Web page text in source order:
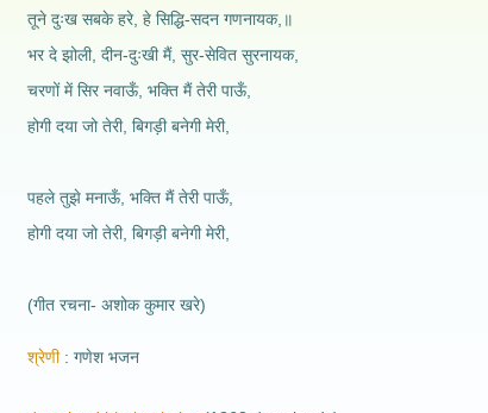
तूने दुःख सबके हरे, हे सिद्धि-सदन गणनायक,॥
भर दे झोली, दीन-दुःखी मैं, सुर-सेवित सुरनायक,
चरणों में सिर नवाऊँ, भक्ति मैं तेरी पाऊँ,
होगी दया जो तेरी, बिगड़ी बनेगी मेरी,
पहले तुझे मनाऊँ, भक्ति मैं तेरी पाऊँ,
होगी दया जो तेरी, बिगड़ी बनेगी मेरी,
(गीत रचना- अशोक कुमार खरे)
श्रेणी गणेश भजन